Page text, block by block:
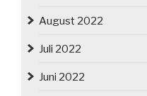
August 2022
Juli 2022
Juni 2022